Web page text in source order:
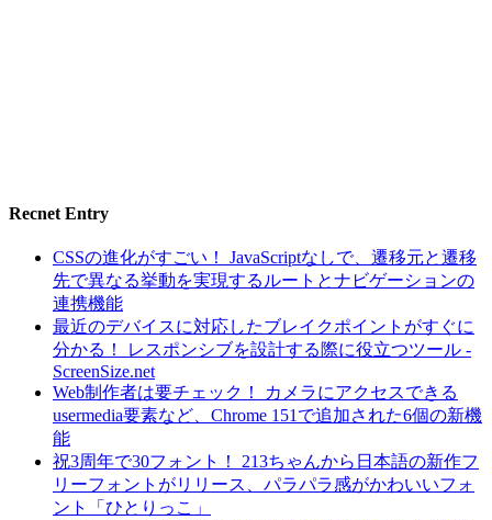
Recnet Entry
CSSの進化がすごい！ JavaScriptなしで、遷移元と遷移
先で異なる挙動を実現するルートとナビゲーションの
連携機能
最近のデバイスに対応したブレイクポイントがすぐに
分かる！ レスポンシブを設計する際に役立つツール -
ScreenSize.net
Web制作者は要チェック！ カメラにアクセスできる
usermedia要素など、Chrome 151で追加された6個の新機
能
祝3周年で30フォント！ 213ちゃんから日本語の新作フ
リーフォントがリリース、パラパラ感がかわいいフォ
ント「ひとりっこ」